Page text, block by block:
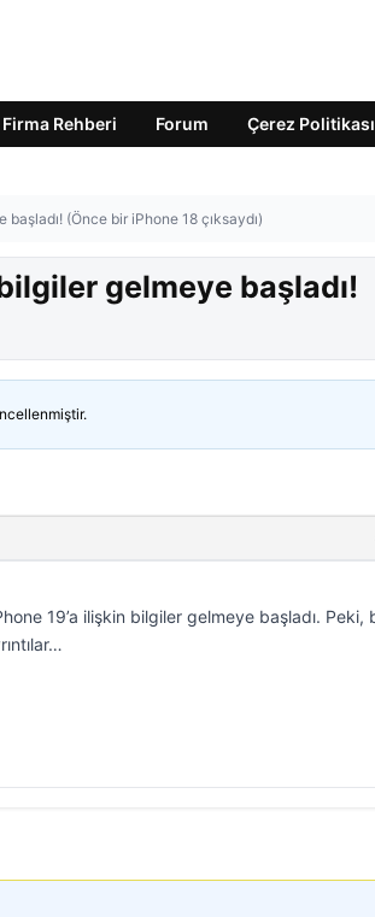
Firma Rehberi Forum Çerez Politikası
başladı! (Önce bir iPhone 18 çıksaydı)
bilgiler gelmeye başladı!
19’a ilişkin bilgiler gelmeye başladı. Peki,